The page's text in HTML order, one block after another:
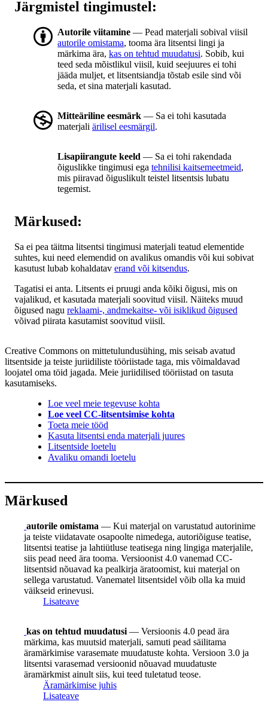
Järgmistel tingimustel:
Autorile viitamine — Pead materjali sobival viisil
autorile omistama, tooma ära litsentsi lingi ja
märkima ära, kas on tehtud muudatusi. Sobib, kui
teed seda mõistlikul viisil, kuid seejuures ei tohi
jääda muljet, et litsentsiandja tõstab esile sind või
seda, et sina materjali kasutad.
Mitteäriline eesmärk — Sa ei tohi kasutada
materjali ärilisel eesmärgil.
Lisapiirangute keeld — Sa ei tohi rakendada
õiguslikke tingimusi ega tehnilisi kaitsemeetmeid,
mis piiravad õiguslikult teistel litsentsis lubatu
tegemist.
Märkused:
Sa ei pea täitma litsentsi tingimusi materjali teatud elementide
suhtes, kui need elemendid on avalikus omandis või kui sobivat
kasutust lubab kohaldatav erand või kitsendus.
Tagatisi ei anta. Litsents ei pruugi anda kõiki õigusi, mis on
vajalikud, et kasutada materjali soovitud viisil. Näiteks muud
õigused nagu reklaami-, andmekaitse- või isiklikud õigused
võivad piirata kasutamist soovitud viisil.
Creative Commons on mittetulundusühing, mis seisab avatud
litsentside ja teiste juriidiliste tööriistade taga, mis võimaldavad
loojatel oma töid jagada. Meie juriidilised tööriistad on tasuta
kasutamiseks.
Loe veel meie tegevuse kohta
Loe veel CC-litsentsimise kohta
Toeta meie tööd
Kasuta litsentsi enda materjali juures
Litsentside loetelu
Avaliku omandi loetelu
Märkused
autorile omistama — Kui materjal on varustatud autorinime
ja teiste viidatavate osapoolte nimedega, autoriõiguse teatise,
litsentsi teatise ja lahtiütluse teatisega ning lingiga materjalile,
siis pead need ära tooma. Versioonist 4.0 vanemad CC-
litsentsid nõuavad ka pealkirja äratoomist, kui materjal on
sellega varustatud. Vanematel litsentsidel võib olla ka muid
väikseid erinevusi.
Lisateave
kas on tehtud muudatusi — Versioonis 4.0 pead ära
märkima, kas muutsid materjali, samuti pead säilitama
äramärkimise varasemate muudatuste kohta. Versioon 3.0 ja
litsentsi varasemad versioonid nõuavad muudatuste
äramärkmist ainult siis, kui teed tuletatud teose.
Äramärkimise juhis
Lisateave